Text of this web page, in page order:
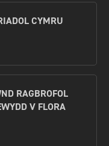
CYMRU
RAGBROFOL
V FLORA